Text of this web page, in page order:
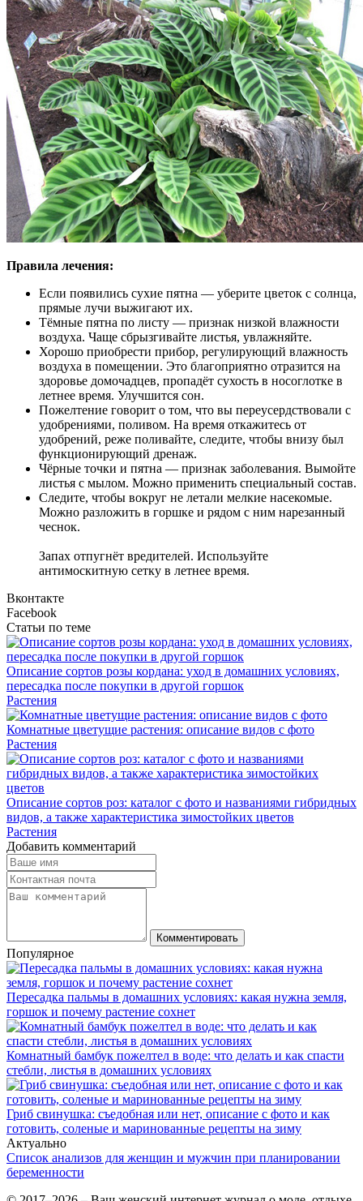
Правила лечения:
Если появились сухие пятна — уберите цветок с солнца,
прямые лучи выжигают их.
Тёмные пятна по листу — признак низкой влажности
воздуха. Чаще сбрызгивайте листья, увлажняйте.
Хорошо приобрести прибор, регулирующий влажность
воздуха в помещении. Это благоприятно отразится на
здоровье домочадцев, пропадёт сухость в носоглотке в
летнее время. Улучшится сон.
Пожелтение говорит о том, что вы переусердствовали с
удобрениями, поливом. На время откажитесь от
удобрений, реже поливайте, следите, чтобы внизу был
функционирующий дренаж.
Чёрные точки и пятна — признак заболевания. Вымойте
листья с мылом. Можно применить специальный состав.
Следите, чтобы вокруг не летали мелкие насекомые.
Можно разложить в горшке и рядом с ним нарезанный
чеснок.
Запах отпугнёт вредителей. Используйте
антимоскитную сетку в летнее время.
Вконтакте
Facebook
Статьи по теме
Описание сортов розы кордана: уход в домашних условиях,
пересадка после покупки в другой горшок
Растения
Комнатные цветущие растения: описание видов с фото
Растения
Описание сортов роз: каталог с фото и названиями гибридных
видов, а также характеристика зимостойких цветов
Растения
Добавить комментарий
Комментировать
Популярное
Пересадка пальмы в домашних условиях: какая нужна земля,
горшок и почему растение сохнет
Комнатный бамбук пожелтел в воде: что делать и как спасти
стебли, листья в домашних условиях
Гриб свинушка: съедобная или нет, описание с фото и как
готовить, соленые и маринованные рецепты на зиму
Актуально
Список анализов для женщин и мужчин при планировании
беременности